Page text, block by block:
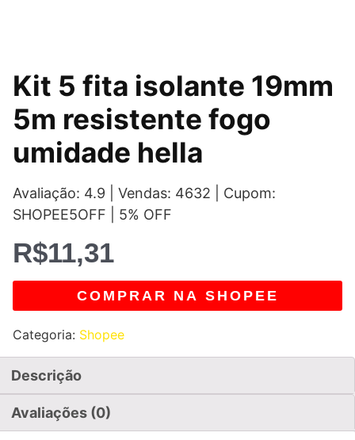
Kit 5 fita isolante 19mm
5m resistente fogo
umidade hella
Avaliação: 4.9 | Vendas: 4632 | Cupom:
SHOPEE5OFF | 5% OFF
R$11,31
COMPRAR NA SHOPEE
Categoria: Shopee
Descrição
Avaliações (0)